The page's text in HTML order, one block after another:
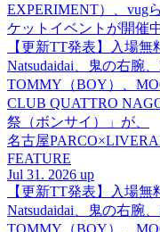
EXPERIMENT）、vug
ケットイベントが開催中
【更新TT発表】入場無
Natsudaidai、鬼の右腕
TOMMY（BOY）、
CLUB QUATTRO
祭（ボンサイ）」が、
名古屋
FEATURE
Jul 31. 2026 up
【更新TT発表】入場無
Natsudaidai、鬼の右腕